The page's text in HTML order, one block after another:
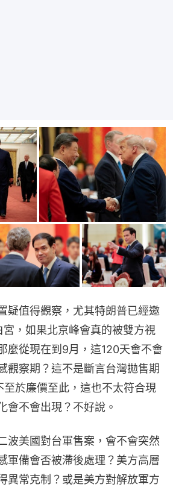
疑值得觀察，尤其特朗普已經邀
，如果北京峰會真的被雙方視
麼從現在到9月，這120天會不會
觀察期？這不是斷言台灣拋售期
至於廉價至此，這也不太符合現
會不會出現？不好說。
波美國對台軍售案，會不會突然
軍備會否被滯後處理？美方高層
異常克制？或是美方對解放軍方